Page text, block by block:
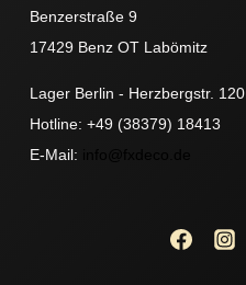
Benzerstraße 9
17429 Benz OT Labömitz
Lager Berlin - Herzbergstr. 120
Hotline: +49 (38379) 18413
E-Mail: